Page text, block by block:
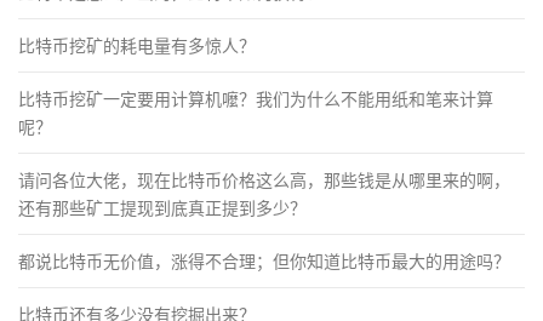
比特币挖矿的耗电量有多惊人？
比特币挖矿一定要用计算机嚒？我们为什么不能用纸和笔来计算
呢？
请问各位大佬，现在比特币价格这么高，那些钱是从哪里来的啊，
还有那些矿工提现到底真正提到多少？
都说比特币无价值，涨得不合理；但你知道比特币最大的用途吗？
比特币还有多少没有挖掘出来？